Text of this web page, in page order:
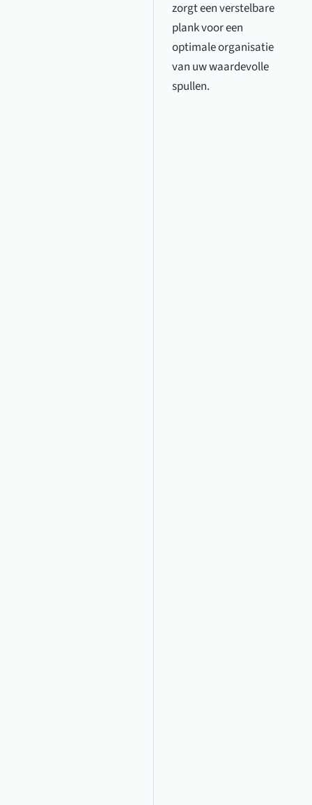
zorgt een verstelbare
plank voor een
optimale organisatie
van uw waardevolle
spullen.